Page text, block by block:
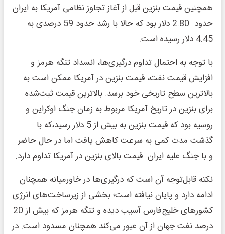
همچنین قیمت بنزین قبل از آغاز تجاوز نظامی آمریکا به ایران
حدود 2.80 دلار بود که حالا با رشد حدود 59 درصدی به
4.45 دلار رسیده است.
با توجه به احتمال تداوم درگیری‌ها، انسداد تنگه هرمز و
افزایش قیمت نفت، قیمت بنزین در آمریکا ممکن است به
بالاترین سطح تاریخی خود برسد. بالاترین قیمت ثبت‌شده
برای بنزین در تاریخ آمریکا مربوط به زمان جنگ اوکراین و
روسیه بود که قیمت بنزین به بیش از 5 دلار رسید،که با
گذشت مدت کمی به سرعت کاهش یافت اما در حال حاضر
و با جنگ علیه ایران قیمت بالای بنزین در آمریکا تداوم دارد.
نکته قابل‌توجه آن است که درگیری‌ها در خاورمیانه همچنان
ادامه دارد و پایان نیافته است؛ بخشی از زیرساخت‌های انرژی
کشورهای خلیج‌فارس آسیب دیده و تنگه هرمز که بیش از 20
درصد نفت جهان از آن عبور می‌کند همچنان مسدود است. در